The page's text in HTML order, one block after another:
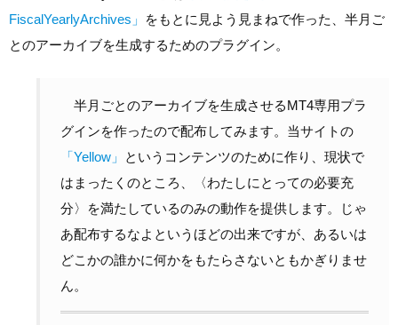
FiscalYearlyArchives」
をもとに見よう見まねで作った、半月ご
とのアーカイブを生成するためのプラグイン。
半月ごとのアーカイブを生成させるMT4専用プラ
グインを作ったので配布してみます。当サイトの
「Yellow」
というコンテンツのために作り、現状で
はまったくのところ、〈わたしにとっての必要充
分〉を満たしているのみの動作を提供します。じゃ
あ配布するなよというほどの出来ですが、あるいは
どこかの誰かに何かをもたらさないともかぎりませ
ん。